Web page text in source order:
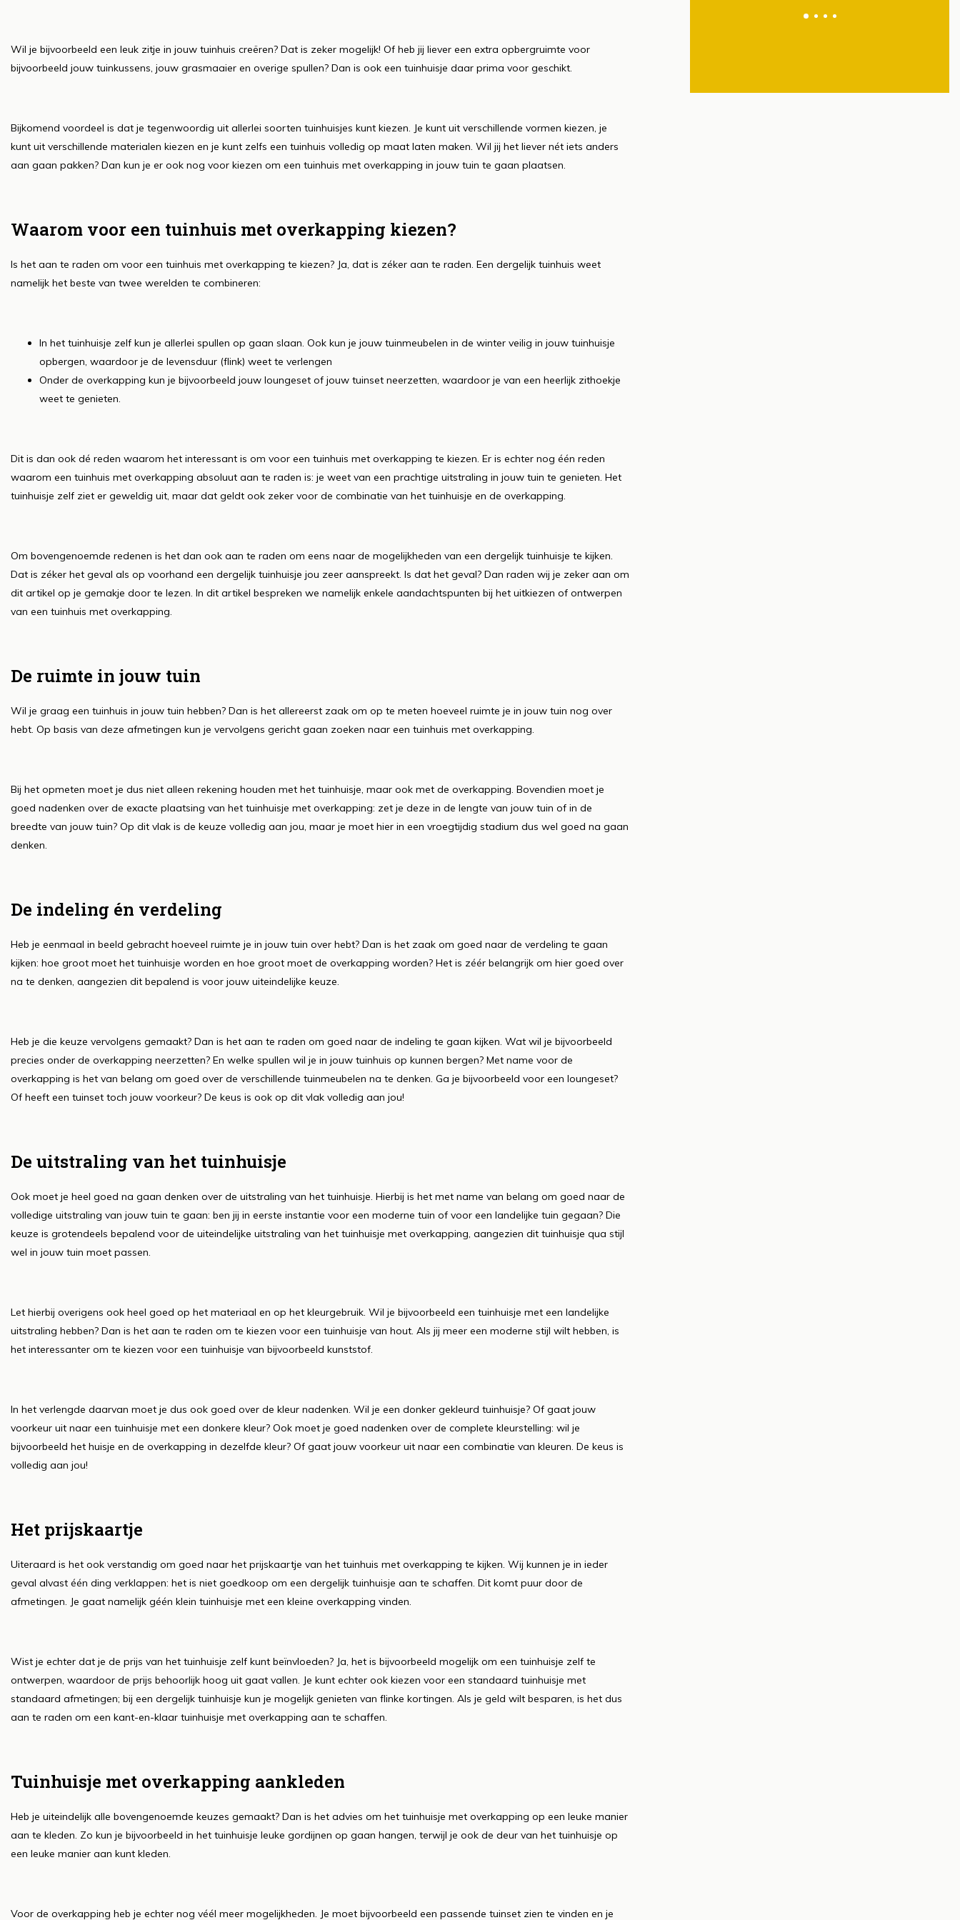
Wil je bijvoorbeeld een leuk zitje in jouw tuinhuis creëren? Dat is zeker mogelijk! Of heb jij liever een extra opbergruimte voor
bijvoorbeeld jouw tuinkussens, jouw grasmaaier en overige spullen? Dan is ook een tuinhuisje daar prima voor geschikt.
Bijkomend voordeel is dat je tegenwoordig uit allerlei soorten tuinhuisjes kunt kiezen. Je kunt uit verschillende vormen kiezen, je
kunt uit verschillende materialen kiezen en je kunt zelfs een tuinhuis volledig op maat laten maken. Wil jij het liever nét iets anders
aan gaan pakken? Dan kun je er ook nog voor kiezen om een tuinhuis met overkapping in jouw tuin te gaan plaatsen.
Waarom voor een tuinhuis met overkapping kiezen?
Is het aan te raden om voor een tuinhuis met overkapping te kiezen? Ja, dat is zéker aan te raden. Een dergelijk tuinhuis weet
namelijk het beste van twee werelden te combineren:
In het tuinhuisje zelf kun je allerlei spullen op gaan slaan. Ook kun je jouw tuinmeubelen in de winter veilig in jouw tuinhuisje
opbergen, waardoor je de levensduur (flink) weet te verlengen
Onder de overkapping kun je bijvoorbeeld jouw loungeset of jouw tuinset neerzetten, waardoor je van een heerlijk zithoekje
weet te genieten.
Dit is dan ook dé reden waarom het interessant is om voor een tuinhuis met overkapping te kiezen. Er is echter nog één reden
waarom een tuinhuis met overkapping absoluut aan te raden is: je weet van een prachtige uitstraling in jouw tuin te genieten. Het
tuinhuisje zelf ziet er geweldig uit, maar dat geldt ook zeker voor de combinatie van het tuinhuisje en de overkapping.
Om bovengenoemde redenen is het dan ook aan te raden om eens naar de mogelijkheden van een dergelijk tuinhuisje te kijken.
Dat is zéker het geval als op voorhand een dergelijk tuinhuisje jou zeer aanspreekt. Is dat het geval? Dan raden wij je zeker aan om
dit artikel op je gemakje door te lezen. In dit artikel bespreken we namelijk enkele aandachtspunten bij het uitkiezen of ontwerpen
van een tuinhuis met overkapping.
De ruimte in jouw tuin
Wil je graag een tuinhuis in jouw tuin hebben? Dan is het allereerst zaak om op te meten hoeveel ruimte je in jouw tuin nog over
hebt. Op basis van deze afmetingen kun je vervolgens gericht gaan zoeken naar een tuinhuis met overkapping.
Bij het opmeten moet je dus niet alleen rekening houden met het tuinhuisje, maar ook met de overkapping. Bovendien moet je
goed nadenken over de exacte plaatsing van het tuinhuisje met overkapping: zet je deze in de lengte van jouw tuin of in de
breedte van jouw tuin? Op dit vlak is de keuze volledig aan jou, maar je moet hier in een vroegtijdig stadium dus wel goed na gaan
denken.
De indeling én verdeling
Heb je eenmaal in beeld gebracht hoeveel ruimte je in jouw tuin over hebt? Dan is het zaak om goed naar de verdeling te gaan
kijken: hoe groot moet het tuinhuisje worden en hoe groot moet de overkapping worden? Het is zéér belangrijk om hier goed over
na te denken, aangezien dit bepalend is voor jouw uiteindelijke keuze.
Heb je die keuze vervolgens gemaakt? Dan is het aan te raden om goed naar de indeling te gaan kijken. Wat wil je bijvoorbeeld
precies onder de overkapping neerzetten? En welke spullen wil je in jouw tuinhuis op kunnen bergen? Met name voor de
overkapping is het van belang om goed over de verschillende tuinmeubelen na te denken. Ga je bijvoorbeeld voor een loungeset?
Of heeft een tuinset toch jouw voorkeur? De keus is ook op dit vlak volledig aan jou!
De uitstraling van het tuinhuisje
Ook moet je heel goed na gaan denken over de uitstraling van het tuinhuisje. Hierbij is het met name van belang om goed naar de
volledige uitstraling van jouw tuin te gaan: ben jij in eerste instantie voor een moderne tuin of voor een landelijke tuin gegaan? Die
keuze is grotendeels bepalend voor de uiteindelijke uitstraling van het tuinhuisje met overkapping, aangezien dit tuinhuisje qua stijl
wel in jouw tuin moet passen.
Let hierbij overigens ook heel goed op het materiaal en op het kleurgebruik. Wil je bijvoorbeeld een tuinhuisje met een landelijke
uitstraling hebben? Dan is het aan te raden om te kiezen voor een tuinhuisje van hout. Als jij meer een moderne stijl wilt hebben, is
het interessanter om te kiezen voor een tuinhuisje van bijvoorbeeld kunststof.
In het verlengde daarvan moet je dus ook goed over de kleur nadenken. Wil je een donker gekleurd tuinhuisje? Of gaat jouw
voorkeur uit naar een tuinhuisje met een donkere kleur? Ook moet je goed nadenken over de complete kleurstelling: wil je
bijvoorbeeld het huisje en de overkapping in dezelfde kleur? Of gaat jouw voorkeur uit naar een combinatie van kleuren. De keus is
volledig aan jou!
Het prijskaartje
Uiteraard is het ook verstandig om goed naar het prijskaartje van het tuinhuis met overkapping te kijken. Wij kunnen je in ieder
geval alvast één ding verklappen: het is niet goedkoop om een dergelijk tuinhuisje aan te schaffen. Dit komt puur door de
afmetingen. Je gaat namelijk géén klein tuinhuisje met een kleine overkapping vinden.
Wist je echter dat je de prijs van het tuinhuisje zelf kunt beïnvloeden? Ja, het is bijvoorbeeld mogelijk om een tuinhuisje zelf te
ontwerpen, waardoor de prijs behoorlijk hoog uit gaat vallen. Je kunt echter ook kiezen voor een standaard tuinhuisje met
standaard afmetingen; bij een dergelijk tuinhuisje kun je mogelijk genieten van flinke kortingen. Als je geld wilt besparen, is het dus
aan te raden om een kant-en-klaar tuinhuisje met overkapping aan te schaffen.
Tuinhuisje met overkapping aankleden
Heb je uiteindelijk alle bovengenoemde keuzes gemaakt? Dan is het advies om het tuinhuisje met overkapping op een leuke manier
aan te kleden. Zo kun je bijvoorbeeld in het tuinhuisje leuke gordijnen op gaan hangen, terwijl je ook de deur van het tuinhuisje op
een leuke manier aan kunt kleden.
Voor de overkapping heb je echter nog véél meer mogelijkheden. Je moet bijvoorbeeld een passende tuinset zien te vinden en je